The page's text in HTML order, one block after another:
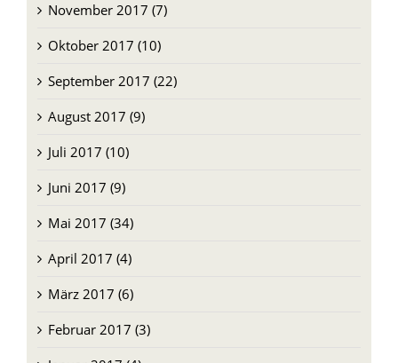
November 2017 (7)
Oktober 2017 (10)
September 2017 (22)
August 2017 (9)
Juli 2017 (10)
Juni 2017 (9)
Mai 2017 (34)
April 2017 (4)
März 2017 (6)
Februar 2017 (3)